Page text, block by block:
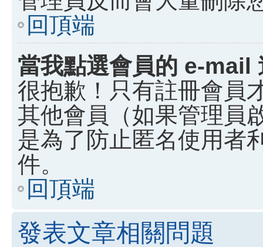
回頂端
當我點選會員的 e-mail
很抱歉！只有註冊會員
其他會員（如果管理員
是為了防止匿名使用者
件。
回頂端
發表文章相關問題